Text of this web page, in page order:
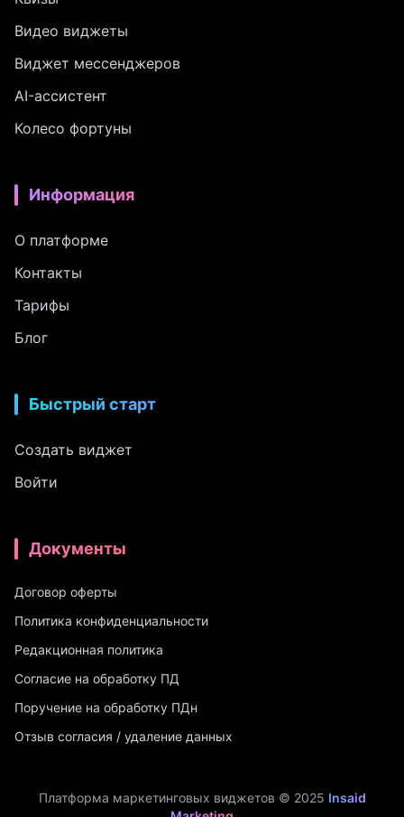
Видео виджеты
Виджет мессенджеров
AI-ассистент
Колесо фортуны
Информация
О платформе
Контакты
Тарифы
Блог
Быстрый старт
Создать виджет
Войти
Документы
Договор оферты
Политика конфиденциальности
Редакционная политика
Согласие на обработку ПД
Поручение на обработку ПДн
Отзыв согласия / удаление данных
Платформа маркетинговых виджетов © 2025 Insaid